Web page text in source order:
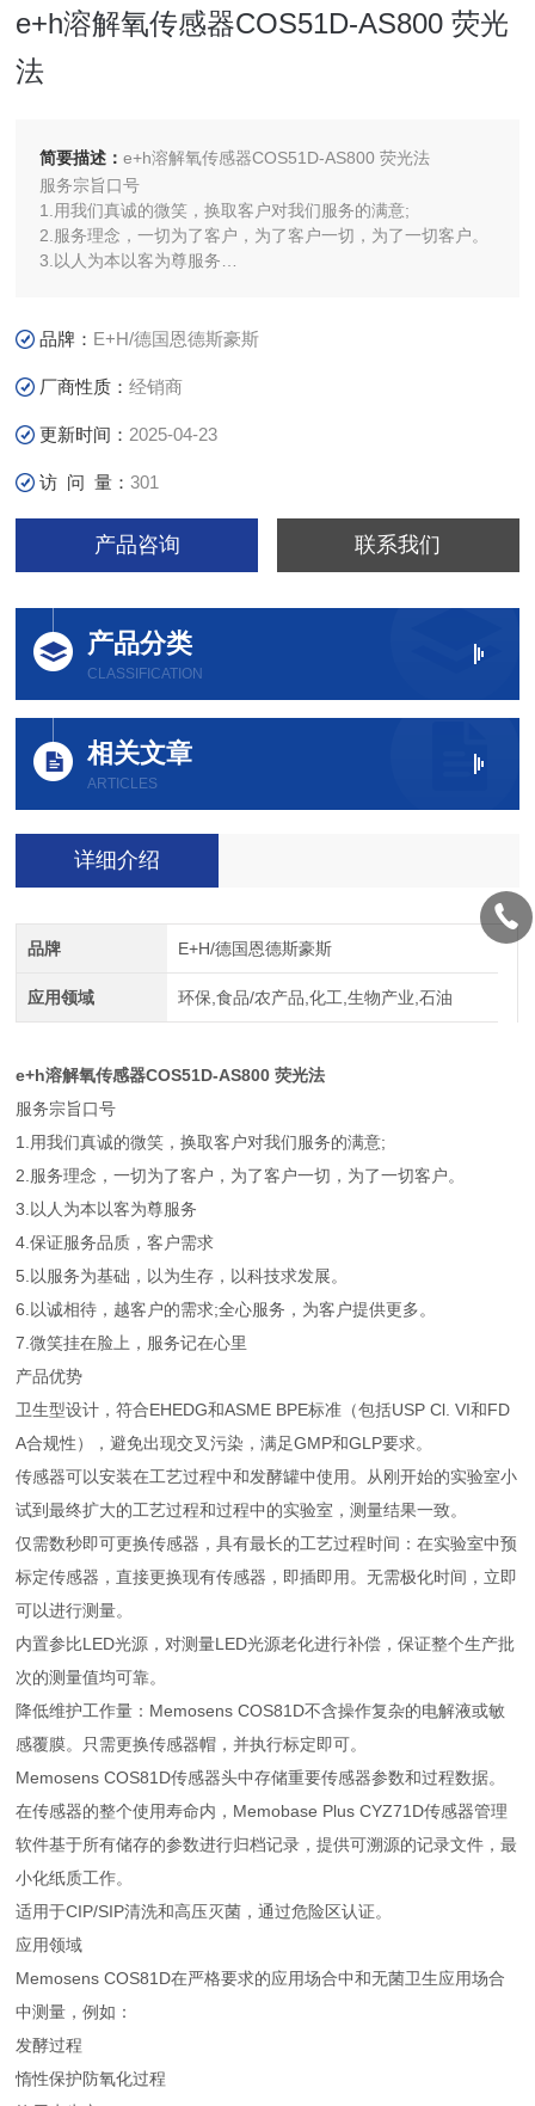
e+h溶解氧传感器COS51D-AS800 荧光
法
简要描述：e+h溶解氧传感器COS51D-AS800 荧光法
服务宗旨口号
1.用我们真诚的微笑，换取客户对我们服务的满意;
2.服务理念，一切为了客户，为了客户一切，为了一切客户。
3.以人为本以客为尊服务
品牌： E+H/德国恩德斯豪斯
厂商性质：经销商
更新时间： 2025-04-23
访 问 量：301
产品咨询 联系我们
产品分类
CLASSIFICATION
相关文章
ARTICLES
详细介绍
品牌 E+H/德国恩德斯豪斯
应用领域 环保,食品/农产品,化工,生物产业,石油
e+h溶解氧传感器COS51D-AS800 荧光法
服务宗旨口号
1.用我们真诚的微笑，换取客户对我们服务的满意;
2.服务理念，一切为了客户，为了客户一切，为了一切客户。
3.以人为本以客为尊服务
4.保证服务品质，客户需求
5.以服务为基础，以为生存，以科技求发展。
6.以诚相待，越客户的需求;全心服务，为客户提供更多。
7.微笑挂在脸上，服务记在心里
产品优势
卫生型设计，符合EHEDG和ASME BPE标准（包括USP Cl. VI和FD
A合规性），避免出现交叉污染，满足GMP和GLP要求。
传感器可以安装在工艺过程中和发酵罐中使用。从刚开始的实验室小
试到最终扩大的工艺过程和过程中的实验室，测量结果一致。
仅需数秒即可更换传感器，具有最长的工艺过程时间：在实验室中预
标定传感器，直接更换现有传感器，即插即用。无需极化时间，立即
可以进行测量。
内置参比LED光源，对测量LED光源老化进行补偿，保证整个生产批
次的测量值均可靠。
降低维护工作量：Memosens COS81D不含操作复杂的电解液或敏
感覆膜。只需更换传感器帽，并执行标定即可。
Memosens COS81D传感器头中存储重要传感器参数和过程数据。
在传感器的整个使用寿命内，Memobase Plus CYZ71D传感器管理
软件基于所有储存的参数进行归档记录，提供可溯源的记录文件，最
小化纸质工作。
适用于CIP/SIP清洗和高压灭菌，通过危险区认证。
应用领域
Memosens COS81D在严格要求的应用场合中和无菌卫生应用场合
中测量，例如：
发酵过程
惰性保护防氧化过程